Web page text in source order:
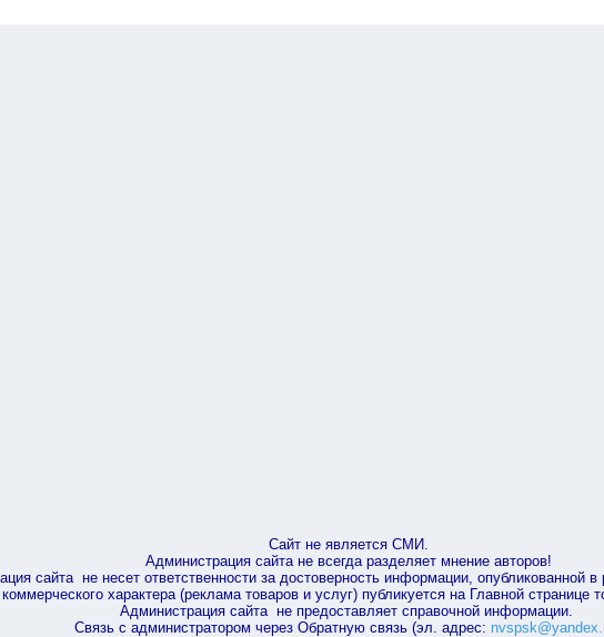
Сайт не является СМИ.
Администрация сайта не всегда разделяет мнение авторов!
сайта не несет ответственности за достоверность информации, опубликованной в
характера (реклама товаров и услуг) публикуется на Главной странице
Администрация сайта не предоставляет справочной информации.
Связь с администратором через Обратную связь (эл. адрес: